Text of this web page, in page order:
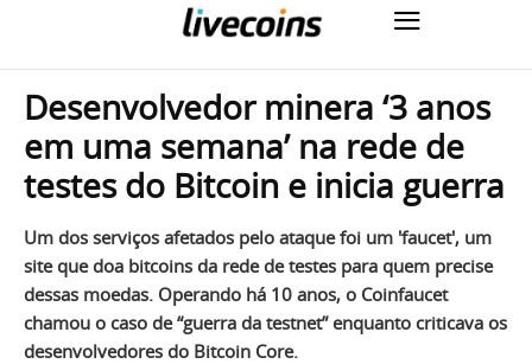
Desenvolvedor minera ‘3 anos
em uma semana’ na rede de
testes do Bitcoin e inicia guerra
Um dos serviços afetados pelo ataque foi um 'faucet', um
site que doa bitcoins da rede de testes para quem precise
dessas moedas. Operando há 10 anos, o Coinfaucet
chamou o caso de “guerra da testnet” enquanto criticava os
desenvolvedores do Bitcoin Core.